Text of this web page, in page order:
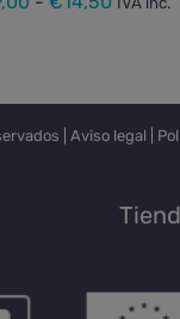
€9,00
| Aviso legal